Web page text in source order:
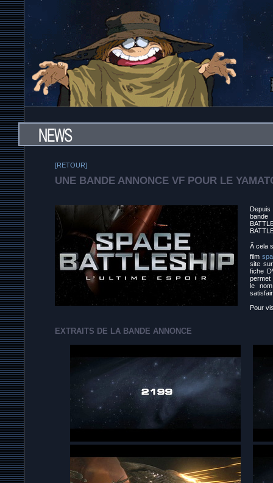
[RETOUR]
UNE BANDE ANNONCE VF POUR LE
Ã
film
site
fiche
permet
le
Pour
EXTRAITS DE LA BANDE ANNONCE